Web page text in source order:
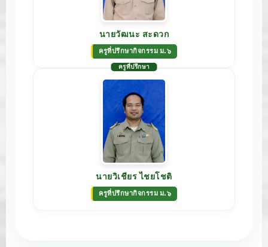
นายวัฒนะ สะดวก
ครูที่ปรึกษากิจกรรม ม.๖
ครูที่ปรึกษา
นายวิเชียร ไชยโชติ
ครูที่ปรึกษากิจกรรม ม.๖